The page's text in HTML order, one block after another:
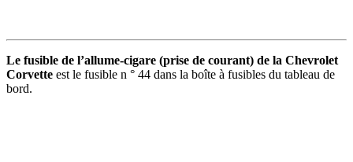
Le fusible de l’allume-cigare (prise de courant) de la Chevrolet
Corvette est le fusible n ° 44 dans la boîte à fusibles du tableau de
bord.